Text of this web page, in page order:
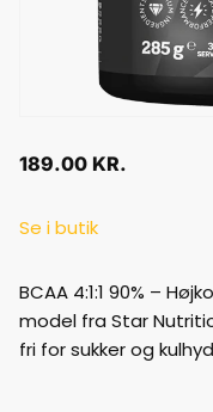
189.00 KR.
Se i butik
BCAA 4:1:1 90% –
model fra Star
fri for sukker og